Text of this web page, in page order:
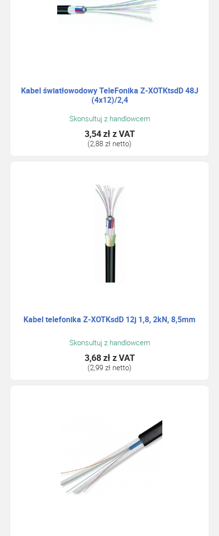
Kabel światłowodowy TeleFonika Z-XOTKtsdD 48J
(4x12)/2,4
Skonsultuj z handlowcem
3,54 złz VAT
(2,88 zł netto)
Kabel telefonika Z-XOTKsdD 12j 1,8, 2kN, 8,5mm
Skonsultuj z handlowcem
3,68 złz VAT
(2,99 zł netto)